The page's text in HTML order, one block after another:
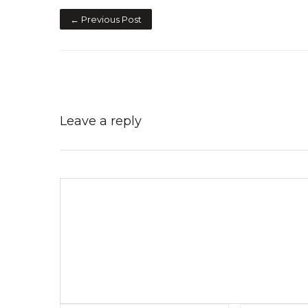
← Previous Post
Leave a reply